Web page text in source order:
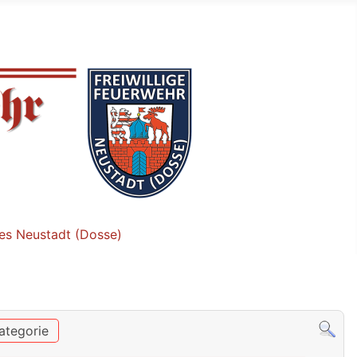
Neustadt (Dosse)